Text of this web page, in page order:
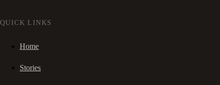
QUICK LINKS
Home
Stories